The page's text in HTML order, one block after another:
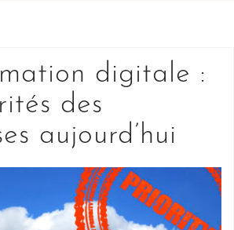
digitale :
des
aujourd’hui